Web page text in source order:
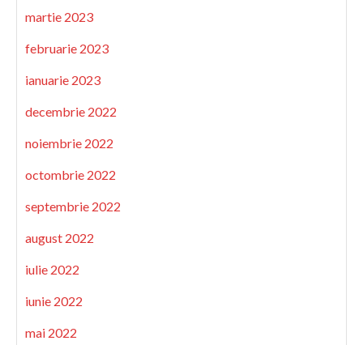
martie 2023
februarie 2023
ianuarie 2023
decembrie 2022
noiembrie 2022
octombrie 2022
septembrie 2022
august 2022
iulie 2022
iunie 2022
mai 2022